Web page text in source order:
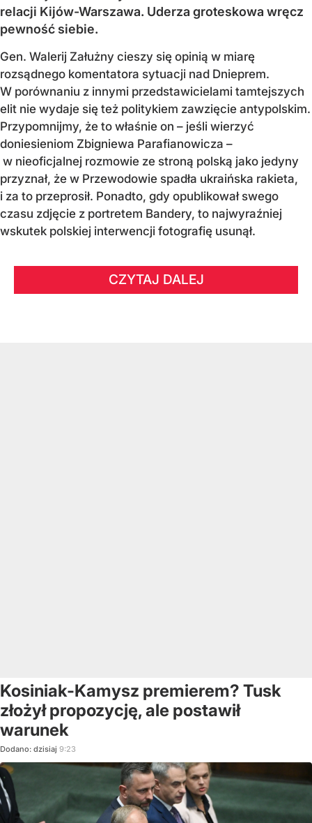
relacji Kijów-Warszawa. Uderza groteskowa wręcz
pewność siebie.
Gen. Walerij Załużny cieszy się opinią w miarę
rozsądnego komentatora sytuacji nad Dnieprem.
W porównaniu z innymi przedstawicielami tamtejszych
elit nie wydaje się też politykiem zawzięcie antypolskim.
Przypomnijmy, że to właśnie on – jeśli wierzyć
doniesieniom Zbigniewa Parafianowicza –
w nieoficjalnej rozmowie ze stroną polską jako jedyny
przyznał, że w Przewodowie spadła ukraińska rakieta,
i za to przeprosił. Ponadto, gdy opublikował swego
czasu zdjęcie z portretem Bandery, to najwyraźniej
wskutek polskiej interwencji fotografię usunął.
CZYTAJ DALEJ
Kosiniak-Kamysz premierem? Tusk
złożył propozycję, ale postawił
warunek
Dodano: dzisiaj 9:23